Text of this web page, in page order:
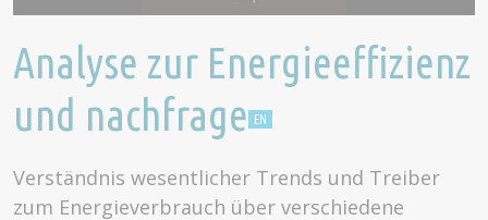
Analyse zur Energieeffizienz
und nachfrage
Verständnis wesentlicher Trends und Treiber
zum Energieverbrauch über verschiedene